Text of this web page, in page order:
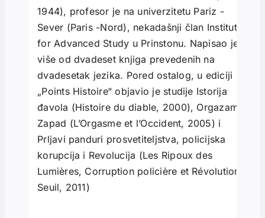
1944), profesor je na univerzitetu Pariz -
Sever (Paris -Nord), nekadašnji član Institute
for Advanced Study u Prinstonu. Napisao je
više od dvadeset knjiga prevedenih na
dvadesetak jezika. Pored ostalog, u ediciji
„Points Histoire“ objavio je studije Istorija
đavola (Histoire du diable, 2000), Orgazam i
Zapad (L’Orgasme et l’Occident, 2005) i
Prljavi panduri prosvetiteljstva, policijska
korupcija i Revolucija (Les Ripoux des
Lumières, Corruption policière et Révolution,
Seuil, 2011)